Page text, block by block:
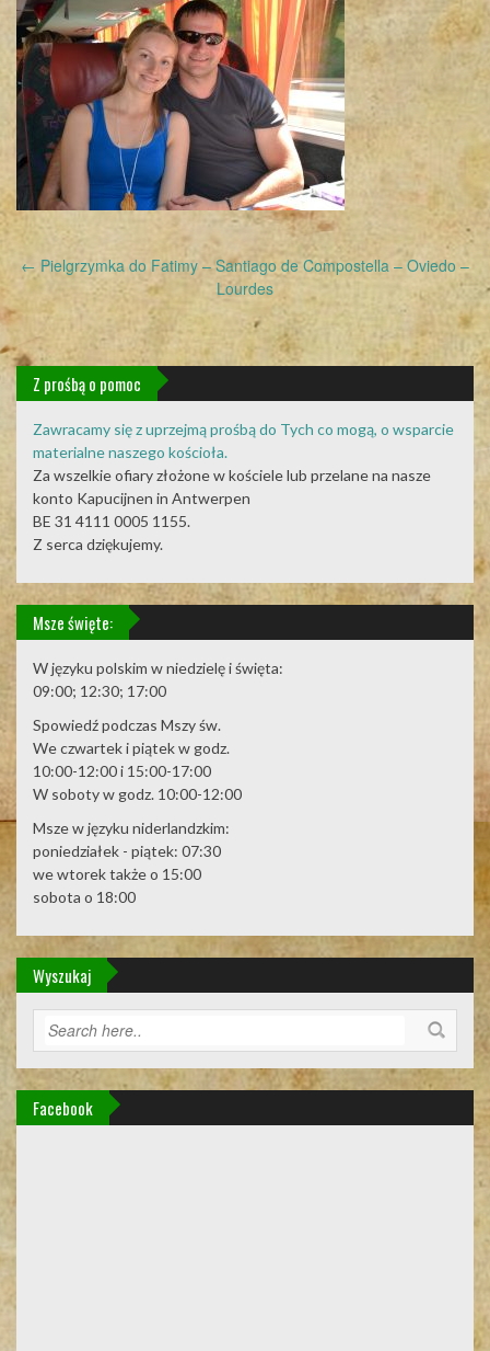
Post
navigation
← Pielgrzymka do Fatimy – Santiago de Compostella – Oviedo –
Lourdes
Z prośbą o pomoc
Zawracamy się z uprzejmą prośbą do Tych co mogą, o wsparcie
materialne naszego kościoła.
Za wszelkie ofiary złożone w kościele lub przelane na nasze
konto Kapucijnen in Antwerpen
BE 31 4111 0005 1155.
Z serca dziękujemy.
Msze święte:
W języku polskim w niedzielę i święta:
09:00; 12:30; 17:00
Spowiedź podczas Mszy św.
We czwartek i piątek w godz.
10:00-12:00 i 15:00-17:00
W soboty w godz. 10:00-12:00
Msze w języku niderlandzkim:
poniedziałek - piątek: 07:30
we wtorek także o 15:00
sobota o 18:00
Wyszukaj
Facebook